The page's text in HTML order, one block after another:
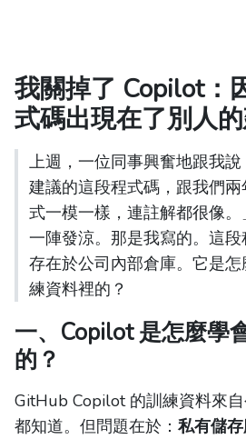
我關掉了 Copilot：
式碼出現在了別人
上週，一位同事興奮地跟我
建議的這段程式碼，跟我們
式一模一樣，連註解都很像
一陣發涼。那是我寫的。這
存在於公司內部倉庫。它是
練資料裡的？
一、Copilot 是怎麼學
的？
GitHub Copilot 的訓練資料來
都知道。但問題在於： 私有儲